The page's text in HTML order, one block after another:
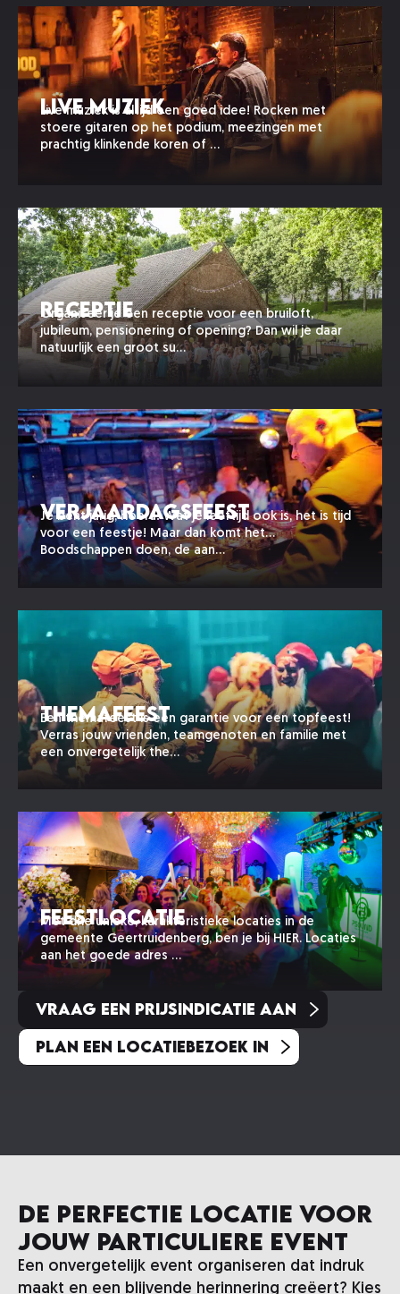
Live Muziek
Live muziek is altijd een goed idee! Rocken met
stoere gitaren op het podium, meezingen met
prachtig klinkende koren of …
Receptie
Organiseer je een receptie voor een bruiloft,
jubileum, pensionering of opening? Dan wil je daar
natuurlijk een groot su…
Verjaardagsfeest
Je bent jarig, hoera! Wat je leeftijd ook is, het is tijd
voor een feestje! Maar dan komt het…
Boodschappen doen, de aan…
Themafeest
Een themafeest is een garantie voor een topfeest!
Verras jouw vrienden, teamgenoten en familie met
een onvergetelijk the…
Feestlocatie
Met drie unieke, karakteristieke locaties in de
gemeente Geertruidenberg, ben je bij HIER. Locaties
aan het goede adres …
Vraag een prijsindicatie aan
Plan een locatiebezoek in
De perfectie locatie voor
jouw particuliere event
Een onvergetelijk event organiseren dat indruk
maakt en een blijvende herinnering creëert? Kies